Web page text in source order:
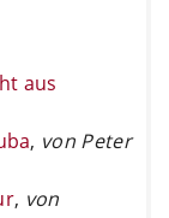
aus
, von Peter
, von